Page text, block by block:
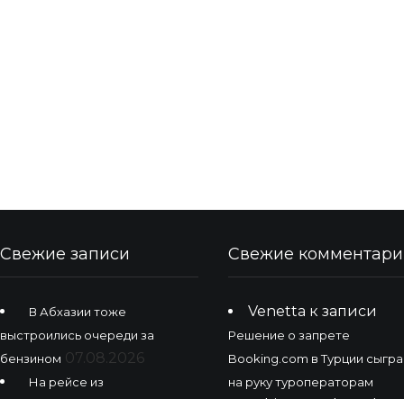
Свежие записи
В Абхазии тоже
выстроились очереди за
бензином 07.08.2026
На рейсе из
Свежие
Venetta к записи
Решение о запрете
Booking.com в Турции
на руку туроператорам